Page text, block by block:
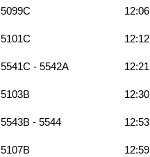
5099C 12:06
5101C 12:12
5541C - 5542A 12:21
5103B 12:30
5543B - 5544 12:53
5107B 12:59